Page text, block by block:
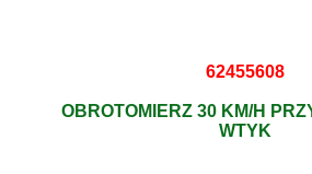
62455608
OBROTOMIERZ 30 KM/H
WTYK